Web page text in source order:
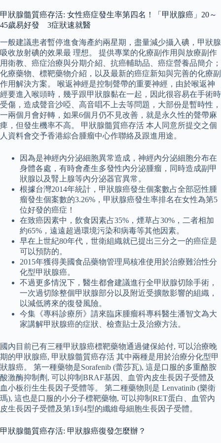
甲狀腺髓質癌存活: 女性癌症發生率第四名！「甲狀腺癌」20～
45歲易好發 3症狀速就醫
一般建議患者暫停進食海產約兩星期，盡量減少攝入碘，甲狀腺
吸收放射碘的效果最 理想。 提供專業的化療副作用與放療副作
用衛教、癌症治療與分期介紹、抗癌輔助品、癌症營養品簡介；
化療藥物、標靶藥物介紹，以及最新的癌症新知與完善的化療副
作用解決方案。 喉返神經是控制聲帶的重要神經，由於喉返神
經要進入喉頭時，幾乎跟甲狀腺黏在一起，因此很容易在手術時
受傷，造成聲音沙啞、高音唱不上去等問題，大部份是暫時性，
一兩個月會好轉，如果6個月仍不見改善，就是永久性的聲帶麻
痺，但發生機率不高。 甲狀腺髓質癌存活 本人同意所提交之個
人資料會交予香港綜合腫瘤中心作聯絡及跟進用途。
因為是神經內分泌細胞異常造成，神經內分泌細胞分布在
身體各處，有時會產生多發性內分泌腫瘤，同時造成副甲
狀腺以及腎上腺等內分泌器官異常。
根據台灣2014年統計，甲狀腺癌發生個案數占全部惡性腫
瘤發生個案數的3.26%，甲狀腺癌發生率排名在女性為第5
位好發的癌症！
在致癌因素中，飲食因素占35%，煙草占30%，二者相加
約65%，遠遠超過環境污染和病毒等其他因素。
早在上世紀80年代，世衛組織就已提出三分之一的癌症是
可以預防的。
2015年獲得美國食品藥物管理局核准使用於治療難治性分
化型甲狀腺癌。
不過更多情況下，醫生都會建議進行全甲狀腺切除手術，
一次過切除整個甲狀腺部分以及附近受擴散影響的組織，
以減低將來的復發風險。
今集《專科診療所》請來臨床腫瘤科專科醫生潘智文為大
家講解甲狀腺癌的症狀、檢查貼士及治療方法。
國內目前已有三種甲狀腺癌標靶藥物通過健保給付, 可以治療晚
期的甲狀腺癌, 甲狀腺髓質癌存活 其中兩種是用於治療分化型甲
狀腺癌。 第一種藥物是Sorafenib (蕾莎瓦), 這是口服的多重酪胺
酸激酶抑制劑, 可以抑制BRAF基因、血管內皮生長因子受體及
血小板衍生生長因子受體等。 第二種藥物則是 Lenvatinib (樂衛
瑪), 這也是口服的小分子標靶藥物, 可以抑制RET蛋白、血管內
皮生長因子受體及第1到4型的纖維母細胞生長因子受體。
甲狀腺髓質癌存活: 甲狀腺癌復發怎麼辦？